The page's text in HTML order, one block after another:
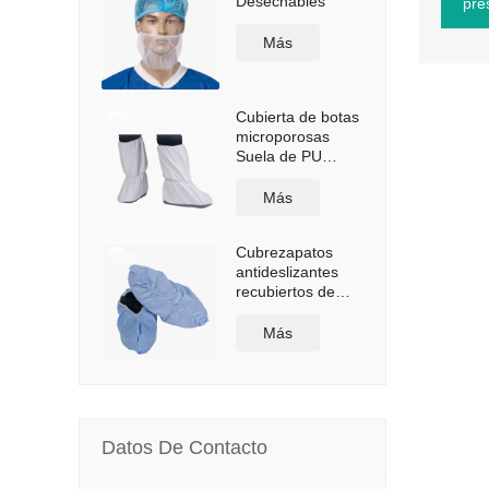
Más
Cubierta de botas
microporosas
Suela de PU
Más
Cubrezapatos
antideslizantes
recubiertos de
Más
Datos De Contacto